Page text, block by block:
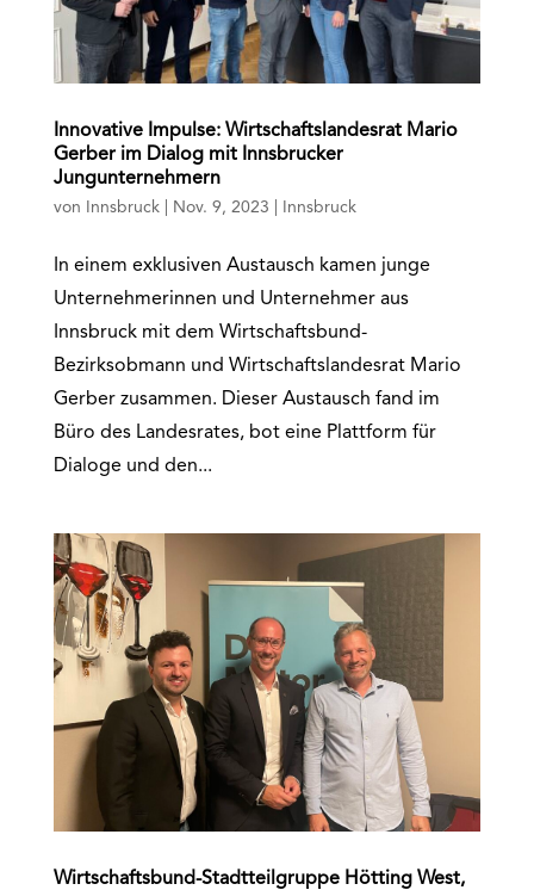
Innovative Impulse: Wirtschaftslandesrat Mario
Gerber im Dialog mit Innsbrucker
Jungunternehmern
von Innsbruck| Nov. 9, 2023 Innsbruck
In einem exklusiven Austausch kamen junge
Unternehmerinnen und Unternehmer aus
Innsbruck mit dem Wirtschaftsbund-
Bezirksobmann und Wirtschaftslandesrat Mario
Gerber zusammen. Dieser Austausch fand im
Büro des Landesrates, bot eine Plattform für
Dialoge und den...
Wirtschaftsbund-Stadtteilgruppe Hötting West,